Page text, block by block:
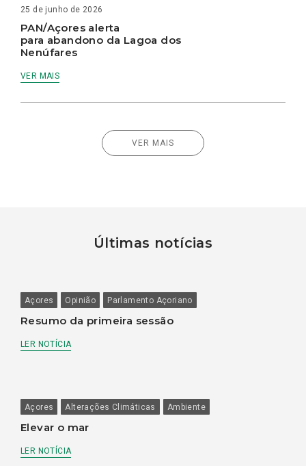
25 de junho de 2026
PAN/Açores alerta
para abandono da Lagoa dos
Nenúfares
VER MAIS
VER MAIS
Últimas notícias
Açores Opinião Parlamento Açoriano
Resumo da primeira sessão
LER NOTÍCIA
Açores Alterações Climáticas Ambiente
Elevar o mar
LER NOTÍCIA